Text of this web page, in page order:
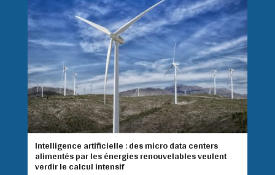
Intelligence artificielle : des micro data centers
alimentés par les énergies renouvelables veulent
verdir le calcul intensif